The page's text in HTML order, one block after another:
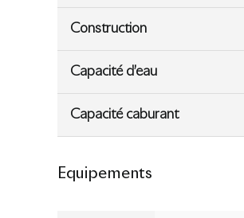
Construction
Capacité d’eau
Capacité caburant
Equipements